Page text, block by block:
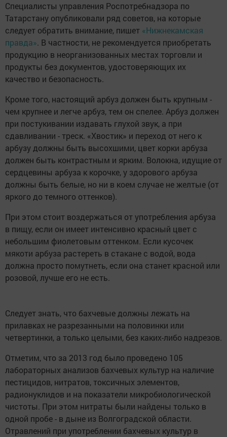
Специалисты управления Роспотребнадзора по
Татарстану опубликовали ряд советов, на которые
следует обратить внимание, пишет «Нижнекамская
правда». В частности, не рекомендуется приобретать
продукцию в неорганизованных местах торговли и
продукты без документов, удостоверяющих их
качество и безопасность.
Кроме того, настоящий арбуз должен быть крупным -
чем крупнее и легче арбуз, тем он спелее. Арбуз должен
при постукивании издавать глухой звук, а при
сдавливании - треск. «Хвостик» и переход от него к
арбузу должны быть высохшими, цвет корки арбуза
должен быть контрастным и ярким. Волокна, идущие от
сердцевины арбуза к корочке, у здорового арбуза
должны быть белые, но ни в коем случае не желтые (от
яркого до темного оттенков).
При этом стоит воздержаться от употребления арбуза
в пищу, если он имеет интенсивно красный цвет с
небольшим фиолетовым оттенком. Если кусочек
мякоти арбуза растереть в стакане с водой, вода
должна просто помутнеть, если она станет красной или
розовой, лучше его не есть.
Следует знать, что бахчевые должны лежать на
прилавках не разрезанными на половинки или
четвертинки, а только целыми, без каких-либо надрезов.
Отметим, что за 2013 год было проведено 105
лабораторных анализов бахчевых культур на наличие
пестицидов, нитратов, токсичных элементов,
радионуклидов и на показатели микробиологической
чистоты. При этом нитраты были найдены только в
одной пробе - в дыне из Волгоградской области.
Отравлений при употреблении бахчевых культур в